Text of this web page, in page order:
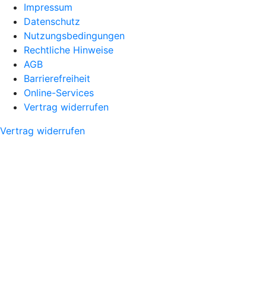
Impressum
Datenschutz
Nutzungsbedingungen
Rechtliche Hinweise
AGB
Barrierefreiheit
Online-Services
Vertrag widerrufen
Vertrag widerrufen